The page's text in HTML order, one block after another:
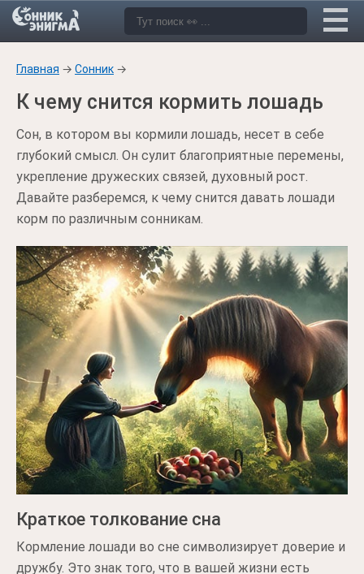
Главная → Сонник →
К чему снится кормить лошадь
Сон, в котором вы кормили лошадь, несет в себе
глубокий смысл. Он сулит благоприятные перемены,
укрепление дружеских связей, духовный рост.
Давайте разберемся, к чему снится давать лошади
корм по различным сонникам.
Краткое толкование сна
Кормление лошади во сне символизирует доверие и
дружбу. Это знак того, что в вашей жизни есть